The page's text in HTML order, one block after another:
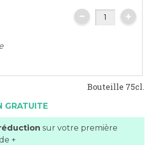
Bouteille 75cl.
GRATUITE
sur votre première
+